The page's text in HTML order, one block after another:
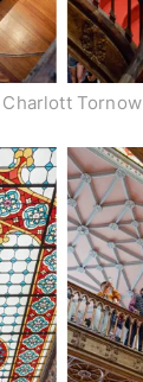
Tornow